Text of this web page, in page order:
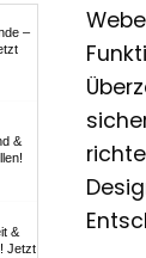
–
&
&
Jetzt